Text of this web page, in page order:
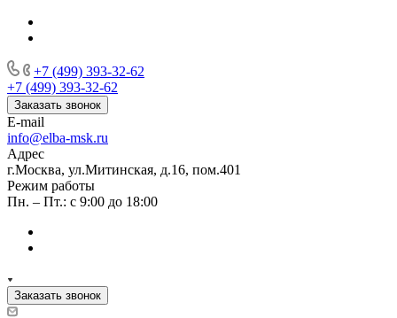
+7 (499) 393-32-62
+7 (499) 393-32-62
Заказать звонок
E-mail
info@elba-msk.ru
Адрес
г.Москва, ул.Митинская, д.16, пом.401
Режим работы
Пн. – Пт.: с 9:00 до 18:00
Заказать звонок